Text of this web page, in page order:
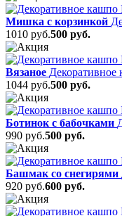
Мишка с корзинкой
1010 руб.500 руб.
Вязаное Декоративное
1044 руб.500 руб.
Ботинок с бабочками
990 руб.500 руб.
Башмак со снегирями
920 руб.600 руб.